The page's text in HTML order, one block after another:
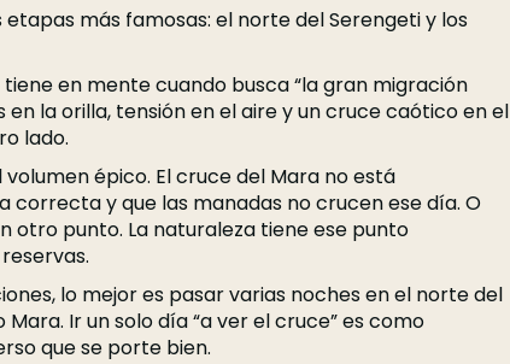
más famosas: el norte del Serengeti y los
en mente cuando busca “la gran migración
en la orilla, tensión en el aire y un cruce caótico en el
lado.
épico. El cruce del Mara no está
correcta y que las manadas no crucen ese día. O
otro punto. La naturaleza tiene ese punto
lo mejor es pasar varias noches en el norte del
Ir un solo día “a ver el cruce” es como
que se porte bien.